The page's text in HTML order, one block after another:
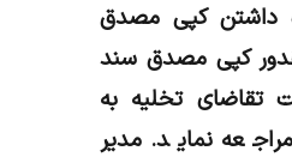
داشتن کپی مصدق
کپی مصدق سند
تخلیه به
نماید. مدیر